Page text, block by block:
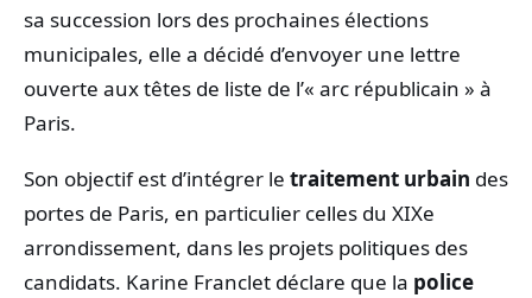
sa succession lors des prochaines élections
municipales, elle a décidé d’envoyer une lettre
ouverte aux têtes de liste de l’« arc républicain » à
Paris.
Son objectif est d’intégrer le traitement urbain des
portes de Paris, en particulier celles du XIXe
arrondissement, dans les projets politiques des
candidats. Karine Franclet déclare que la police